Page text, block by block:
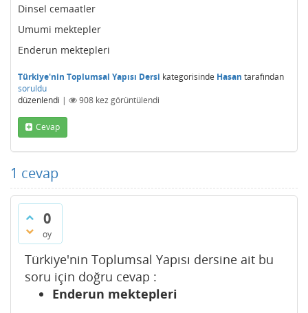
Dinsel cemaatler
Umumi mektepler
Enderun mektepleri
Türkiye'nin Toplumsal Yapısı Dersi kategorisinde Hasan tarafından
soruldu
düzenlendi | 908 kez görüntülendi
Cevap
1 cevap
0
oy
Türkiye'nin Toplumsal Yapısı dersine ait bu
soru için doğru cevap :
Enderun mektepleri